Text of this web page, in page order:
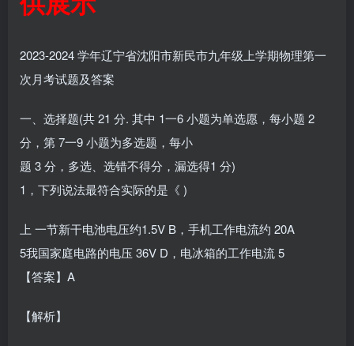
2023-2024 学年辽宁省沈阳市新民市九年级上学期物理第一
次月考试题及答案
一、选择题(共 21 分. 其中 1一6 小题为单选愿，每小题 2
分，第 7一9 小题为多选题，每小
题 3 分，多选、选错不得分，漏选得1 分)
1，下列说法最符合实际的是《 )
上 一节新干电池电压约1.5V B，手机工作电流约 20A
5我国家庭电路的电压 36V D，电冰箱的工作电流 5
【答案】A
【解析】